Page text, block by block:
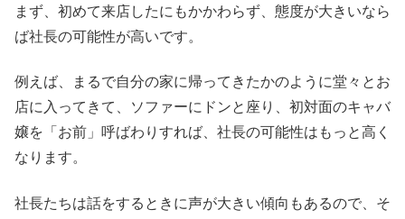
まず、初めて来店したにもかかわらず、態度が大きいなら
ば社長の可能性が高いです。
例えば、まるで自分の家に帰ってきたかのように堂々とお
店に入ってきて、ソファーにドンと座り、初対面のキャバ
嬢を「お前」呼ばわりすれば、社長の可能性はもっと高く
なります。
社長たちは話をするときに声が大きい傾向もあるので、そ